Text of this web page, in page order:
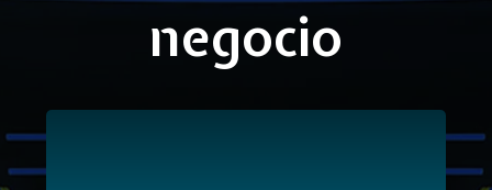
negocio